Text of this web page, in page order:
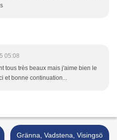
05:08
tous très beaux mais j'aime bien le
et bonne continuation...
Gränna, Vadstena, Visingsö